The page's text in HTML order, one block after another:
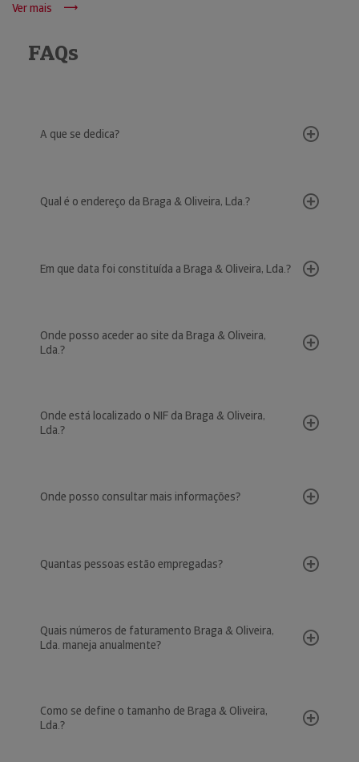
Ver mais
FAQs
A que se dedica?
Qual é o endereço da Braga & Oliveira, Lda.?
Em que data foi constituída a Braga & Oliveira, Lda.?
Onde posso aceder ao site da Braga & Oliveira,
Lda.?
Onde está localizado o NIF da Braga & Oliveira,
Lda.?
Onde posso consultar mais informações?
Quantas pessoas estão empregadas?
Quais números de faturamento Braga & Oliveira,
Lda. maneja anualmente?
Como se define o tamanho de Braga & Oliveira,
Lda.?